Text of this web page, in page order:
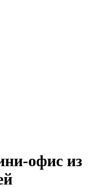
офис из